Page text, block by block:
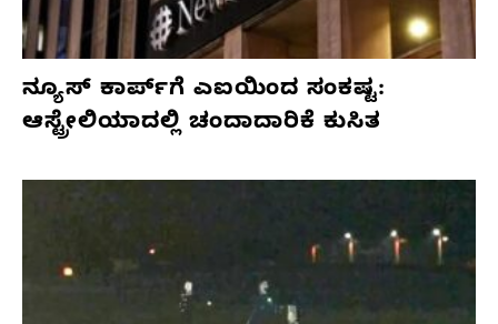
ನ್ಯೂಸ್ ಕಾರ್ಪ್‌ಗೆ ಎಐಯಿಂದ ಸಂಕಷ್ಟ:
ಆಸ್ಟ್ರೇಲಿಯಾದಲ್ಲಿ ಚಂದಾದಾರಿಕೆ ಕುಸಿತ